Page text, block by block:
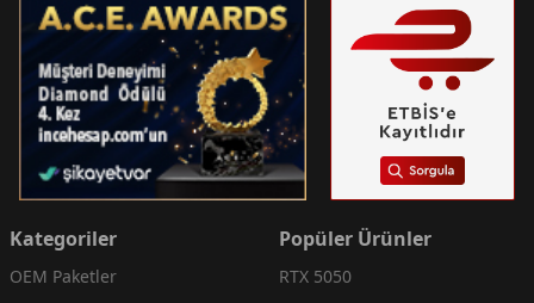
Kategoriler
OEM Paketler
Popüler Ürünler
RTX 5050